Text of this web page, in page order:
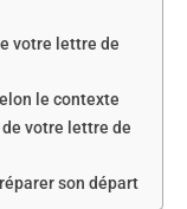
votre lettre de
le contexte
votre lettre de
son départ